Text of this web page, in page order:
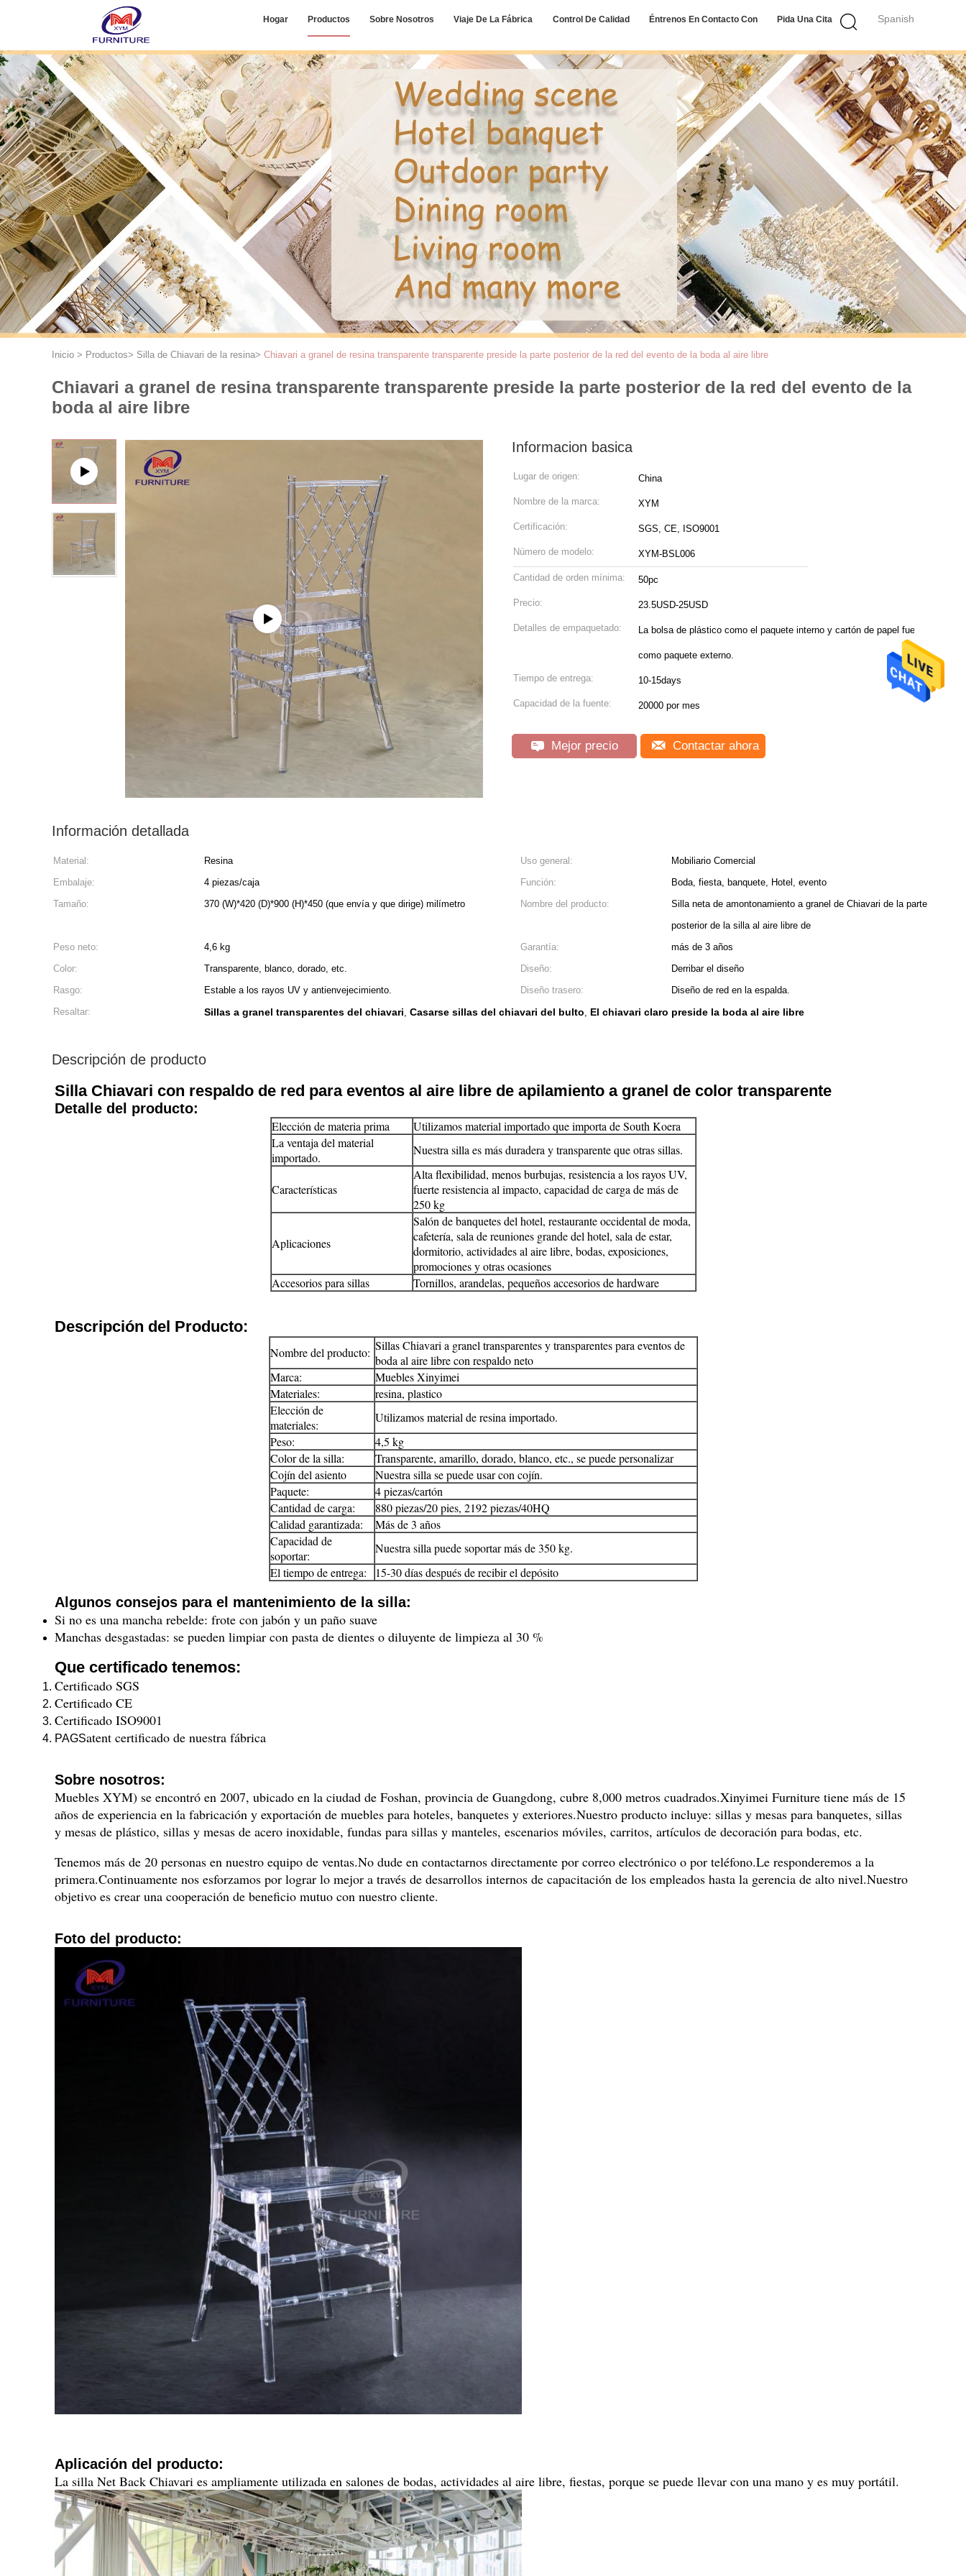
Spanish
Hogar Productos Sobre Nosotros Viaje De La Fábrica Control De Calidad Éntrenos En Contacto Con Pida Una Cita
Inicio > Productos> Silla de Chiavari de la resina> Chiavari a granel de resina transparente transparente preside la parte posterior de la red del evento de la boda al aire libre
Chiavari a granel de resina transparente transparente preside la parte posterior de la red del evento de la
boda al aire libre
Informacion basica
Lugar de origen: China
Nombre de la marca: XYM
Certificación: SGS, CE, ISO9001
Número de modelo: XYM-BSL006
Cantidad de orden mínima: 50pc
Precio: 23.5USD-25USD
Detalles de empaquetado: La bolsa de plástico como el paquete interno y cartón de papel fuerte
como paquete externo.
Tiempo de entrega: 10-15days
Capacidad de la fuente: 20000 por mes
Mejor precio Contactar ahora
Información detallada
Material: Resina Uso general:
Mobiliario Comercial
Embalaje:
4 piezas/caja Función:
Boda, fiesta, banquete, Hotel, evento
Tamaño:
370 (W)*420 (D)*900 (H)*450 (que envía y que dirige) milímetro Nombre del producto:
Silla neta de amontonamiento a granel de Chiavari de la parte
posterior de la silla al aire libre de
Peso neto:
4,6 kg Garantía:
más de 3 años
Color:
Transparente, blanco, dorado, etc. Diseño:
Derribar el diseño
Rasgo:
Estable a los rayos UV y antienvejecimiento. Diseño trasero:
Diseño de red en la espalda.
Resaltar:
Sillas a granel transparentes del chiavari, Casarse sillas del chiavari del bulto, El chiavari claro preside la boda al aire libre
Descripción de producto
Silla Chiavari con respaldo de red para eventos al aire libre de apilamiento a granel de color transparente
Detalle del producto:
Elección de materia prima
Utilizamos material importado que importa de South Koera
La ventaja del material
importado.
Nuestra silla es más duradera y transparente que otras sillas.
Características
Alta flexibilidad, menos burbujas, resistencia a los rayos UV,
fuerte resistencia al impacto, capacidad de carga de más de
250 kg
Aplicaciones
Salón de banquetes del hotel, restaurante occidental de moda,
cafetería, sala de reuniones grande del hotel, sala de estar,
dormitorio, actividades al aire libre, bodas, exposiciones,
promociones y otras ocasiones
Accesorios para sillas
Tornillos, arandelas, pequeños accesorios de hardware
Descripción del Producto:
Nombre del producto: Sillas Chiavari a granel transparentes y transparentes para eventos de
boda al aire libre con respaldo neto
Marca:
Muebles Xinyimei
Materiales:
resina, plastico
Elección de
materiales:
Utilizamos material de resina importado.
Peso:
4,5 kg
Color de la silla:
Transparente, amarillo, dorado, blanco, etc., se puede personalizar
Cojín del asiento
Nuestra silla se puede usar con cojín.
Paquete:
4 piezas/cartón
Cantidad de carga:
880 piezas/20 pies, 2192 piezas/40HQ
Calidad garantizada:
Más de 3 años
Capacidad de
soportar:
Nuestra silla puede soportar más de 350 kg.
El tiempo de entrega:
15-30 días después de recibir el depósito
Algunos consejos para el mantenimiento de la silla:
Si no es una mancha rebelde: frote con jabón y un paño suave
Manchas desgastadas: se pueden limpiar con pasta de dientes o diluyente de limpieza al 30 %
Que certificado tenemos:
Certificado SGS
Certificado CE
Certificado ISO9001
PAGSatent certificado de nuestra fábrica
Sobre nosotros:
Muebles XYM) se encontró en 2007, ubicado en la ciudad de Foshan, provincia de Guangdong, cubre 8,000 metros cuadrados.Xinyimei Furniture tiene más de 15
años de experiencia en la fabricación y exportación de muebles para hoteles, banquetes y exteriores.Nuestro producto incluye: sillas y mesas para banquetes, sillas
y mesas de plástico, sillas y mesas de acero inoxidable, fundas para sillas y manteles, escenarios móviles, carritos, artículos de decoración para bodas, etc.
Tenemos más de 20 personas en nuestro equipo de ventas.No dude en contactarnos directamente por correo electrónico o por teléfono.Le responderemos a la
primera.Continuamente nos esforzamos por lograr lo mejor a través de desarrollos internos de capacitación de los empleados hasta la gerencia de alto nivel.Nuestro
objetivo es crear una cooperación de beneficio mutuo con nuestro cliente.
Foto del producto:
Aplicación del producto:
La silla Net Back Chiavari es ampliamente utilizada en salones de bodas, actividades al aire libre, fiestas, porque se puede llevar con una mano y es muy portátil.